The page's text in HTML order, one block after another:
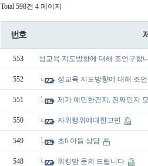
Total 598건 4 페이지
번호
553 성교육 지도방향에 대해 조언구합
552 성교육 지도방향에 대해 조
551 제가 예민한건지, 진짜인지
550 자위행위에대한고민
549 초6 아들 상담
548 워킹맘 문의 드립니다